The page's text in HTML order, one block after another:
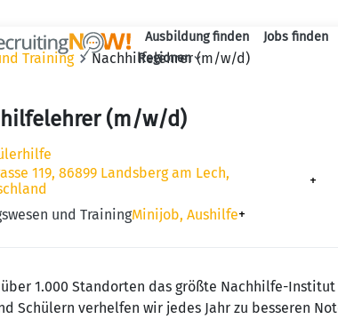
Ausbildung finden Jobs finden
Regionen
Training Nachhilfelehrer (m/w/d)
(m/w/d)
119, 86899 Landsberg am Lech,
+
und TrainingMinijob, Aushilfe+
1.000 Standorten das größte Nachhilfe-
Schülern verhelfen wir jedes Jahr zu besseren